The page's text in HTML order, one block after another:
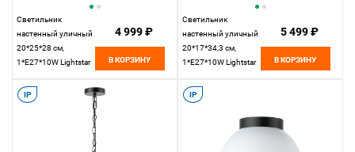
Светильник
настенный уличный
20*25*28 см,
1*E27*10W Lightstar
4 999 ₽
В КОРЗИНУ
Светильник
настенный уличный
20*17*34,3 см,
1*E27*10W Lightstar
5 499 ₽
В КОРЗИНУ
IP IP